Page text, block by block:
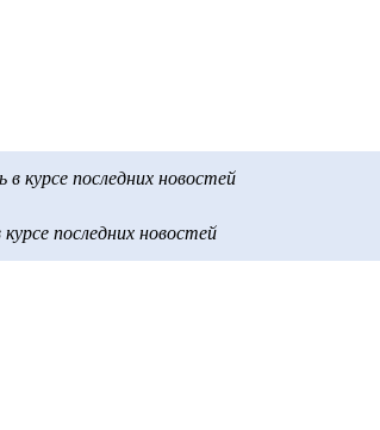
курсе последних новостей
последних новостей